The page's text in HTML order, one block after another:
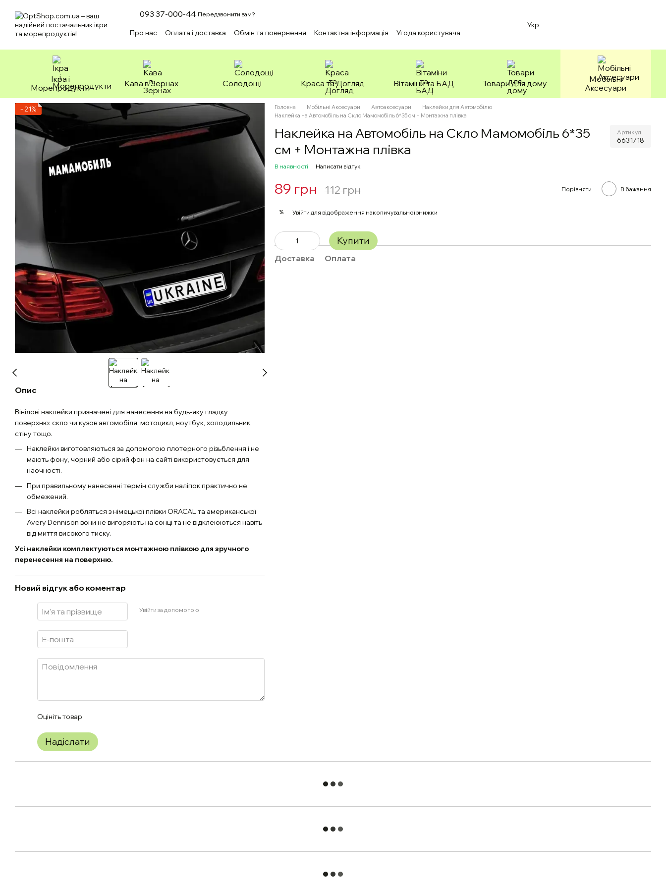
093 37-000-44 Передзвонити вам?
Про нас Оплата і доставка Обмін та повернення Контактна інформація
Угода користувача
Укр
Ікра і
Морепродукти
Кава в Зернах Солодощі Краса та Догляд Вітаміни та БАД Товари для дому
Мобільні
Аксесуари
−21%
Опис
Вінілові наклейки призначені для нанесення на будь-яку гладку
поверхню: скло чи кузов автомобіля, мотоцикл, ноутбук, холодильник,
стіну тощо.
Наклейки виготовляються за допомогою плотерного різьблення і не
мають фону, чорний або сірий фон на сайті використовується для
наочності.
При правильному нанесенні термін служби наліпок практично не
обмежений.
Всі наклейки робляться з німецької плівки ORACAL та американської
Avery Dennison вони не вигоряють на сонці та не відклеюються навіть
від миття високого тиску.
Усі наклейки комплектуються монтажною плівкою для зручного
перенесення на поверхню.
Новий відгук або коментар
Увійти за допомогою
Оцініть товар
Надіслати
Головна Мобільні Аксесуари Автоаксесуари
Наклейки для Автомобілю
Наклейка на Автомобіль на Скло Мамомобіль 6*35 см + Монтажна плівка
Наклейка на Автомобіль на Скло Мамомобіль 6*35
см + Монтажна плівка
Артикул
6631718
В наявності Написати відгук
89 грн 112 грн Порівняти В бажання
% Увійти для відображення накопичувальної знижки
Купити
Доставка Оплата